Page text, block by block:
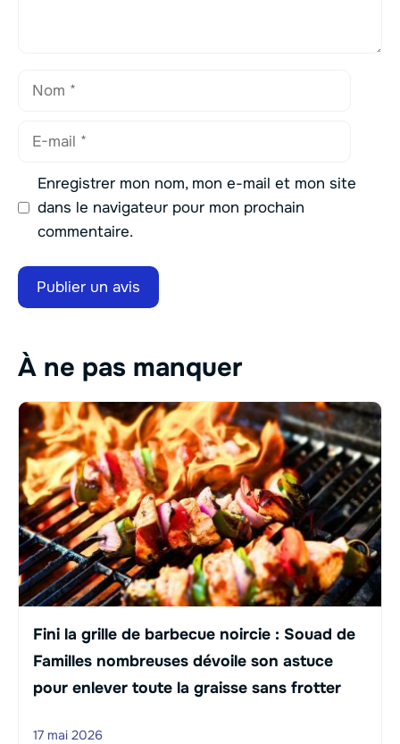
Nom
Enregistrer mon nom, mon e-mail et mon site
dans le navigateur pour mon prochain
commentaire.
À ne pas manquer
Fini la grille de barbecue noircie : Souad de
Familles nombreuses dévoile son astuce
pour enlever toute la graisse sans frotter
17 mai 2026